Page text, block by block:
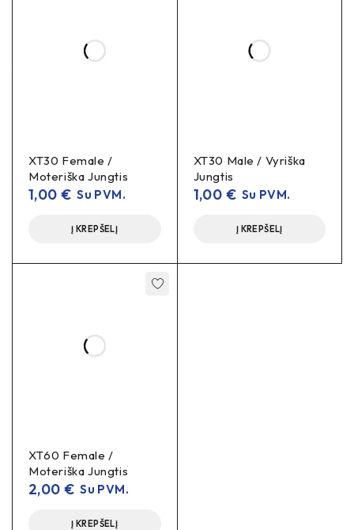
XT30 Female /
Moteriška Jungtis
1,00 € Su PVM.
Į KREPŠELĮ
XT30 Male / Vyriška
Jungtis
1,00 €Su PVM.
Į KREPŠELĮ
XT60 Female /
Moteriška Jungtis
2,00 € Su PVM.
Į KREPŠELĮ